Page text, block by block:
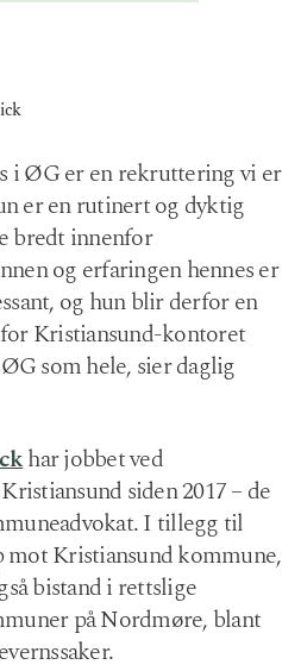
i ØG er en rekruttering vi er
er en rutinert og dyktig
bredt innenfor
og erfaringen hennes er
og hun blir derfor en
Kristiansund-kontoret
som hele, sier daglig
har jobbet ved
siden 2017 – de
I tillegg til
mot Kristiansund kommune,
bistand i rettslige
på Nordmøre, blant